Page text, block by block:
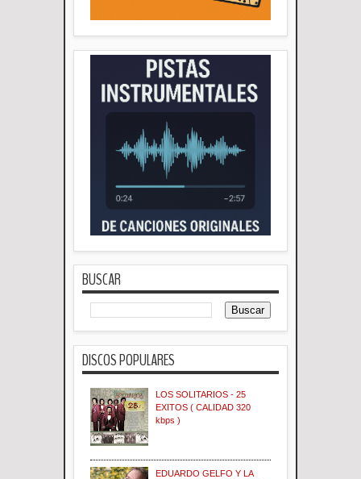
BUSCAR
DISCOS POPULARES
LOS SOLITARIOS - 25
EXITOS ( CALIDAD 320
kbps )
EDUARDO GELFO Y LA